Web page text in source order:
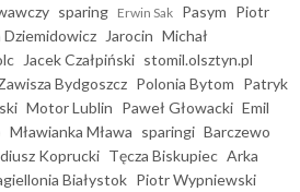
sparing Erwin Sak Pasym Piotr
Jarocin Michał
Jacek Czałpiński stomil.olsztyn.pl
Bydgoszcz Polonia Bytom Patryk
Motor Lublin Paweł Głowacki Emil
Mławianka Mława sparingi Barczewo
Koprucki Tęcza Biskupiec Arka
Białystok Piotr Wypniewski